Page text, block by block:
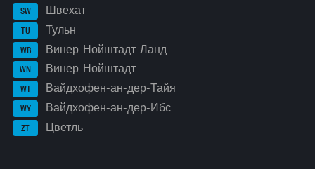
SW Швехат
TU Тульн
WB Винер-Нойштадт-Ланд
WN Винер-Нойштадт
WT Вайдхофен-ан-дер-Тайя
WY Вайдхофен-ан-дер-Ибс
ZT Цветль